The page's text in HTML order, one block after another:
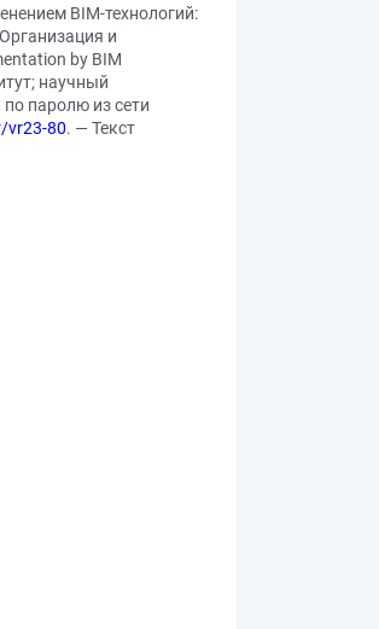
BIM-технологий:
и
by BIM
научный
паролю из сети
vr23-80. — Текст